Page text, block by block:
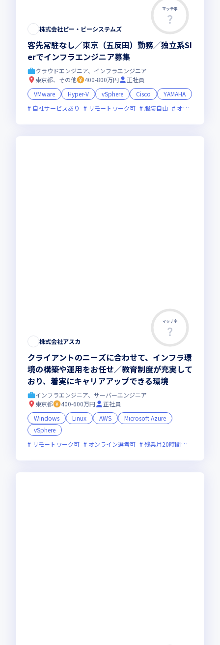
マッチ率
株式会社ピー・ビーシステムズ
客先常駐なし／東京（五反田）勤務／独立系SI
erでインフラエンジニア募集
クラウドエンジニア、インフラエンジニア
東京都、その他
400-800万円
正社員
VMware
Hyper-V vSphere Cisco
YAMAHA
自社サービスあり
リモートワーク可 服装自由 オンライン選考可
マッチ率
株式会社アスカ
クライアントのニーズに合わせて、インフラ環
境の構築や運用をお任せ／教育制度が充実して
おり、着実にキャリアアップできる環境
インフラエンジニア、サーバーエンジニア
東京都
400-600万円
正社員
Windows
Linux AWS
Microsoft Azure
vSphere
リモートワーク可
オンライン選考可 残業月20時間未満